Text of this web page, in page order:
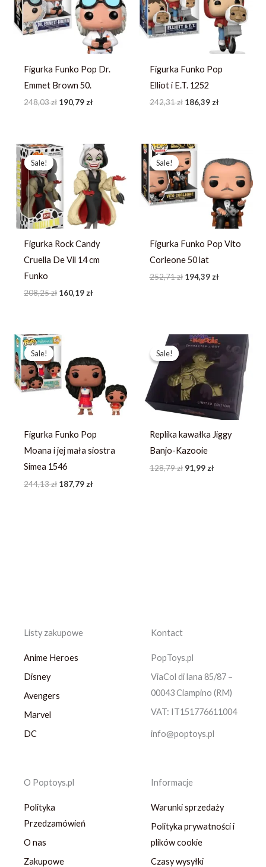
Figurka Funko Pop Dr.
Emmet Brown 50.
248,03zł
248,03 zł.
190,79zł
190,79 zł.
Figurka Funko Pop
Elliot i E.T. 1252
242,31zł
242,31 zł.
186,39zł
186,39 zł.
Sale!
Sale!
Figurka Rock Candy
Cruella De Vil 14 cm
Funko
208,25zł
Pierwotna
cena
wynosiła:
208,25 zł.
160,19zł
Aktualna
cena
wynosi:
160,19 zł.
Sale!
Sale!
Figurka Funko Pop Vito
Corleone 50 lat
252,71zł
Pierwotna
cena
wynosiła:
252,71 zł.
194,39zł
cena
wynosi:
194,39 zł.
Sale!
Sale!
Figurka Funko Pop
Moana i jej mała siostra
Simea 1546
244,13zł
Pierwotna
cena
wynosiła:
244,13 zł.
187,79 zł
wynosi:
187,79 zł.
Sale!
Sale!
Replika kawałka Jiggy
Banjo-Kazooie
128,79zł
Pierwotna
cena
wynosiła:
128,79 zł.
91,99 zł
Aktualna
cena
wynosi:
91,99 zł.
Listy zakupowe
Anime Heroes
Disney
Avengers
Marvel
DC
Kontact
PopToys.pl
ViaCol di lana 85/87 –
00043 Ciampino (RM)
VAT: IT151776611004
info@poptoys.pl
O Poptoys.pl
Polityka
Przedzamówień
O nas
Zakupowe
Informacje
Warunki sprzedaży
Polityka prywatności i
plików cookie
Czasy wysyłki